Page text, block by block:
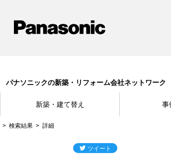
パナソニックの新築・リフォーム会社ネットワーク
新築・建て替え 事
検索結果 詳細